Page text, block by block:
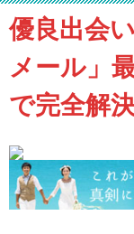
優良出会
メール」
で完全解決